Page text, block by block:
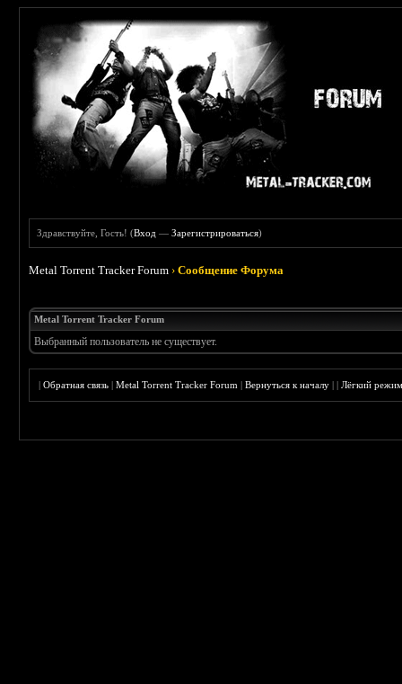
Здравствуйте, Гость! (Вход —Зарегистрироваться)
Metal Torrent Tracker Forum ›Сообщение Форума
Metal Torrent Tracker Forum
Выбранный пользователь не существует.
|Обратная связь |Metal Torrent Tracker Forum |Вернуться к началу ||Лёгкий